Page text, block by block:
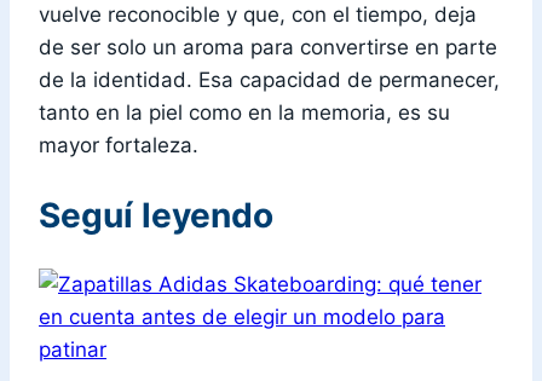
vuelve reconocible y que, con el tiempo, deja
de ser solo un aroma para convertirse en parte
de la identidad. Esa capacidad de permanecer,
tanto en la piel como en la memoria, es su
mayor fortaleza.
Seguí leyendo